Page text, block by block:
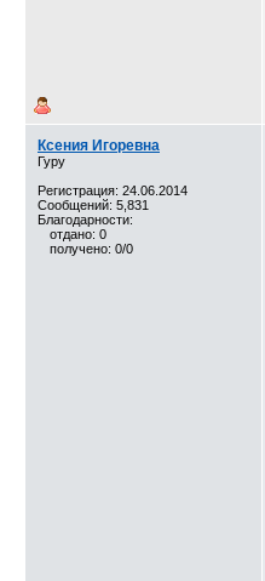
Ксения Игоревна
Гуру
Регистрация: 24.06.2014
Сообщений: 5,831
Благодарности:
отдано: 0
получено: 0/0